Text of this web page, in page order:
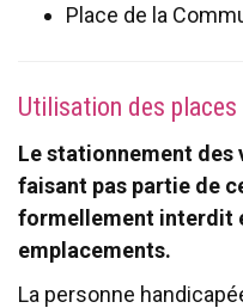
Place de la
Utilisation des places
Le stationnement des
faisant pas partie de
formellement interdit
emplacements.
La personne